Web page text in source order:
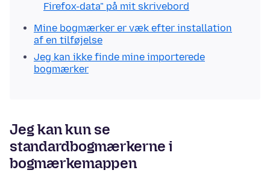
Firefox-data" på mit skrivebord
Mine bogmærker er væk efter installation
af en tilføjelse
Jeg kan ikke finde mine importerede
bogmærker
Jeg kan kun se
standardbogmærkerne i
bogmærkemappen